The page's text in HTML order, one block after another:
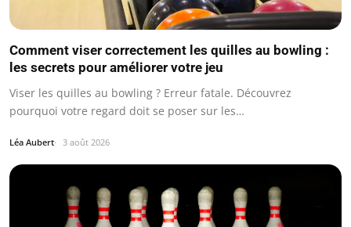
Comment viser correctement les quilles au bowling :
les secrets pour améliorer votre jeu
Viser les quilles au bowling ? Erreur fatale. Découvrez
pourquoi votre regard doit se poser sur les…
Léa Aubert 3 août 2026